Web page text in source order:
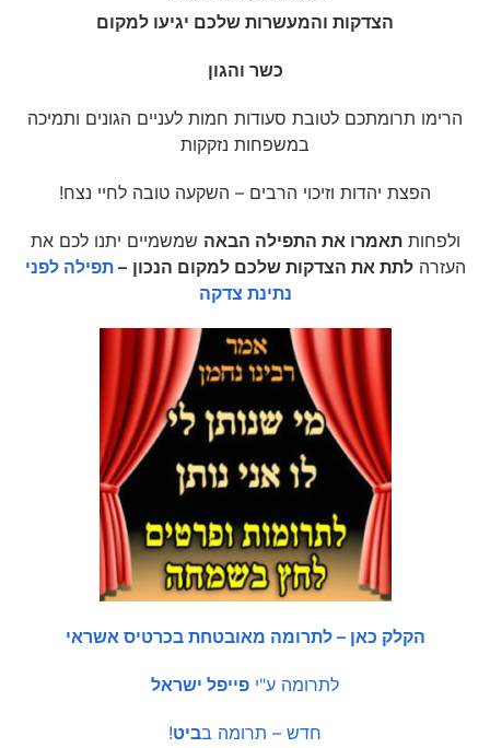
הצדקות והמעשרות שלכם יגיעו למקום
כשר והגון
הרימו תרומתכם לטובת סעודות חמות לעניים הגונים ותמיכה
במשפחות נזקקות
הפצת יהדות וזיכוי הרבים – השקעה טובה לחיי נצח!
ולפחותתאמרו את התפילה הבאה שמשמיים יתנו לכם את
העזרהלתת את הצדקות שלכם למקום הנכון –תפילה לפני
נתינת צדקה
הקלק כאן – לתרומה מאובטחת בכרטיס אשראי
לתרומה ע"י פייפל ישראל
חדש – תרומה בביט!